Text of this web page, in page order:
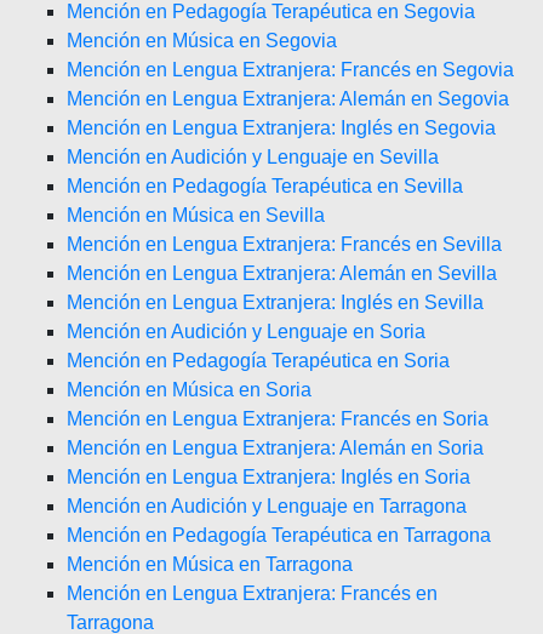
Mención en Pedagogía Terapéutica en Segovia
Mención en Música en Segovia
Mención en Lengua Extranjera: Francés en Segovia
Mención en Lengua Extranjera: Alemán en Segovia
Mención en Lengua Extranjera: Inglés en Segovia
Mención en Audición y Lenguaje en Sevilla
Mención en Pedagogía Terapéutica en Sevilla
Mención en Música en Sevilla
Mención en Lengua Extranjera: Francés en Sevilla
Mención en Lengua Extranjera: Alemán en Sevilla
Mención en Lengua Extranjera: Inglés en Sevilla
Mención en Audición y Lenguaje en Soria
Mención en Pedagogía Terapéutica en Soria
Mención en Música en Soria
Mención en Lengua Extranjera: Francés en Soria
Mención en Lengua Extranjera: Alemán en Soria
Mención en Lengua Extranjera: Inglés en Soria
Mención en Audición y Lenguaje en Tarragona
Mención en Pedagogía Terapéutica en Tarragona
Mención en Música en Tarragona
Mención en Lengua Extranjera: Francés en
Tarragona